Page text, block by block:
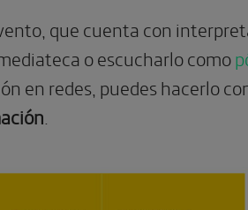
que cuenta con
o escucharlo como
en redes, puedes hacerlo